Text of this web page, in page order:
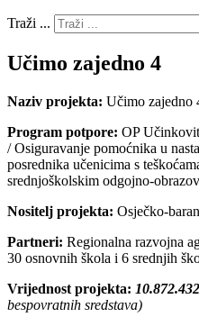
Traži ...
Učimo zajedno 4
Naziv projekta: Učimo zajedno
Program potpore: OP
/ Osiguravanje pomoćnika u
posrednika učenicima s
srednjoškolskim odgojno-
Nositelj projekta: Osječko-
Partneri: Regionalna razvojna
30 osnovnih škola i 6 srednjih
Vrijednost projekta:
bespovratnih sredstava)